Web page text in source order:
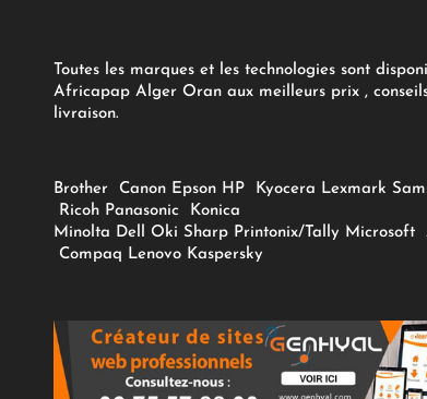
Toutes les marques et les technologies sont
Africapap Alger Oran aux meilleurs prix ,
livraison.
Brother Canon Epson HP Kyocera Lexmark
Ricoh Panasonic
Konica
Minolta Dell Oki Sharp Printonix/Tally Microsoft
Compaq Lenovo Kaspersky